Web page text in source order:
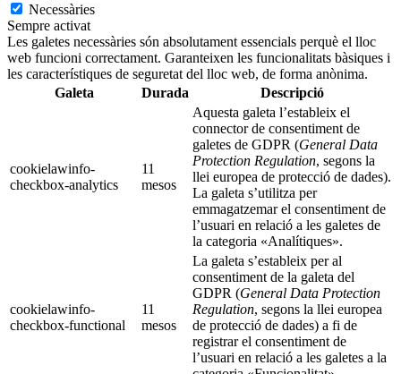
Necessàries
Sempre activat
Les galetes necessàries són absolutament essencials perquè el lloc
web funcioni correctament. Garanteixen les funcionalitats bàsiques i
les característiques de seguretat del lloc web, de forma anònima.
Galeta
Durada Descripció
cookielawinfo-
checkbox-analytics
11
mesos
Aquesta galeta l’estableix el
connector de consentiment de
galetes de GDPR (General Data
Protection Regulation, segons la
llei europea de protecció de dades).
La galeta s’utilitza per
emmagatzemar el consentiment de
l’usuari en relació a les galetes de
la categoria «Analítiques».
cookielawinfo-
checkbox-functional
11
mesos
La galeta s’estableix per al
consentiment de la galeta del
GDPR (General Data Protection
Regulation, segons la llei europea
de protecció de dades) a fi de
registrar el consentiment de
l’usuari en relació a les galetes a la